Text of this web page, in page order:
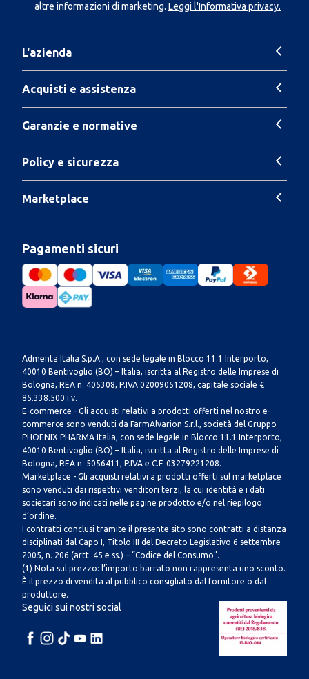
altre informazioni di marketing. Leggi l'Informativa privacy.
L'azienda
Acquisti e assistenza
Garanzie e normative
Policy e sicurezza
Marketplace
Pagamenti sicuri
Admenta Italia S.p.A., con sede legale in Blocco 11.1 Interporto,
40010 Bentivoglio (BO) – Italia, iscritta al Registro delle Imprese di
Bologna, REA n. 405308, P.IVA 02009051208, capitale sociale €
85.338.500 i.v.
E-commerce - Gli acquisti relativi a prodotti offerti nel nostro e-
commerce sono venduti da FarmAlvarion S.r.l., società del Gruppo
PHOENIX PHARMA Italia, con sede legale in Blocco 11.1 Interporto,
40010 Bentivoglio (BO) – Italia, iscritta al Registro delle Imprese di
Bologna, REA n. 5056411, P.IVA e C.F. 03279221208.
Marketplace - Gli acquisti relativi a prodotti offerti sul marketplace
sono venduti dai rispettivi venditori terzi, la cui identità e i dati
societari sono indicati nelle pagine prodotto e/o nel riepilogo
d’ordine.
I contratti conclusi tramite il presente sito sono contratti a distanza
disciplinati dal Capo I, Titolo III del Decreto Legislativo 6 settembre
2005, n. 206 (artt. 45 e ss.) – “Codice del Consumo”.
(1) Nota sul prezzo: l’importo barrato non rappresenta uno sconto.
È il prezzo di vendita al pubblico consigliato dal fornitore o dal
produttore.
Seguici sui nostri social